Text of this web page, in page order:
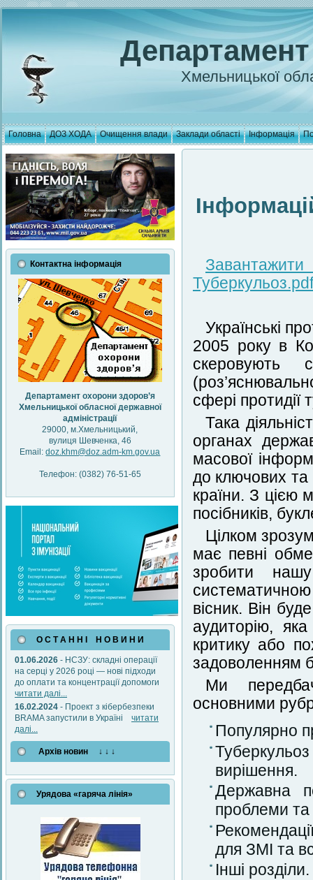
Хмельницької
Головна ДОЗ ХОДА Очищення влади Заклади області Інформація
Контактна інформація
Департамент охорони здоров’я
Хмельницької обласної державної
адміністрації
29000, м.Хмельницький,
вулиця Шевченка, 46
Email:doz.khm@doz.adm-km.gov.ua
Телефон: (0382) 76-51-65
О С Т А Н Н І Н О В И Н И
01.06.2026 - НСЗУ: складні операції
на серці у 2026 році — нові підходи
до оплати та концентрації допомоги
читати далі...
16.02.2024 - Проект з кібербезпеки
BRAMA запустили в Україні читати
далі...
Архів новин ↓ ↓ ↓
Урядова «гаряча лінія»
Туберкульоз.pdf
Українські
2005 року в
скеровують
сфері протидії
Така
органах
масової
до ключових та
країни. З цією
посібників,
Цілком
має певні
зробити
вісник. Він
аудиторію,
критику або
задоволенням
Ми
основними
Популярно
вирішення.
Державна
проблеми та
для ЗМІ та
Інші розділи.